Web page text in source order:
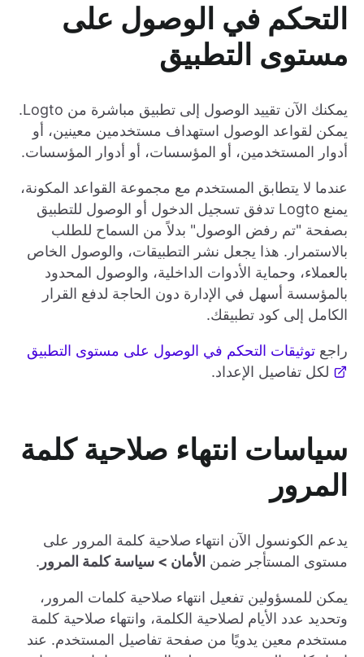
التحكم في الوصول على
مستوى التطبيق
يمكنك الآن تقييد الوصول إلى تطبيق مباشرة من Logto.
يمكن لقواعد الوصول استهداف مستخدمين معينين، أو
أدوار المستخدمين، أو المؤسسات، أو أدوار المؤسسات.
عندما لا يتطابق المستخدم مع مجموعة القواعد المكونة،
يمنع Logto تدفق تسجيل الدخول أو الوصول للتطبيق
بصفحة "تم رفض الوصول" بدلاً من السماح للطلب
بالاستمرار. هذا يجعل نشر التطبيقات، والوصول الخاص
بالعملاء، وحماية الأدوات الداخلية، والوصول المحدود
بالمؤسسة أسهل في الإدارة دون الحاجة لدفع القرار
الكامل إلى كود تطبيقك.
راجع توثيقات التحكم في الوصول على مستوى التطبيق
لكل تفاصيل الإعداد.
سياسات انتهاء صلاحية كلمة
المرور
يدعم الكونسول الآن انتهاء صلاحية كلمة المرور على
مستوى المستأجر ضمن الأمان > سياسة كلمة المرور .
يمكن للمسؤولين تفعيل انتهاء صلاحية كلمات المرور،
وتحديد عدد الأيام لصلاحية الكلمة، وانتهاء صلاحية كلمة
مستخدم معين يدويًا من صفحة تفاصيل المستخدم. عند